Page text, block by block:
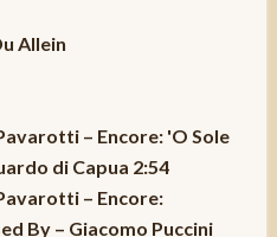
Allein
– Encore: 'O Sole
di Capua 2:54
– Encore:
By – Giacomo Puccini